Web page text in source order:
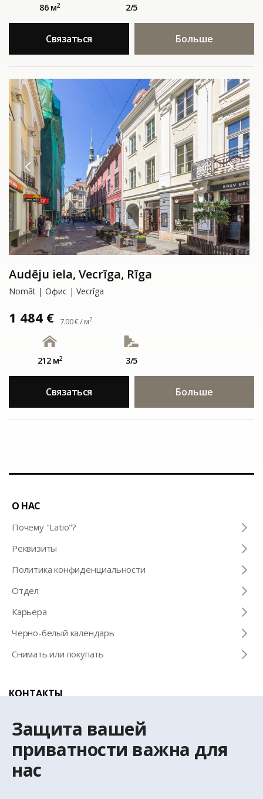
Защита вашей
приватности важна для
нас
86 м2 2/5
Связаться Больше
Audēju iela, Vecrīga, Rīga
Nomāt | Офис | Vecrīga
1 484 € 7.00 € / м2
212 м2 3/5
Связаться Больше
О НАС
Почему "Latio"?
Pеквизиты
Политика конфиденциальности
Отдел
Карьера
Черно-белый календарь
Снимать или покупать
КОНТАКТЫ
+371 67 032 300